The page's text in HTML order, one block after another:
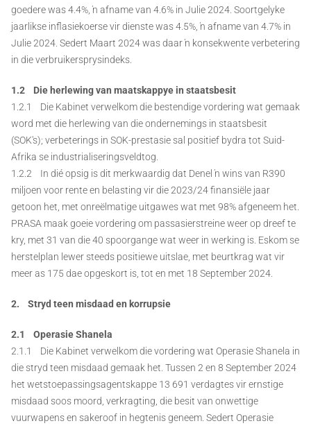
goedere was 4.4%, ŉ afname van 4.6% in Julie 2024. Soortgelyke
jaarlikse inflasiekoerse vir dienste was 4.5%, ŉ afname van 4.7% in
Julie 2024. Sedert Maart 2024 was daar ŉ konsekwente verbetering
in die verbruikersprysindeks.
1.2 Die herlewing van maatskappye in staatsbesit
1.2.1 Die Kabinet verwelkom die bestendige vordering wat gemaak
word met die herlewing van die ondernemings in staatsbesit
(SOK's); verbeterings in SOK-prestasie sal positief bydra tot Suid-
Afrika se industrialiseringsveldtog.
1.2.2 In dié opsig is dit merkwaardig dat Denel ŉ wins van R390
miljoen voor rente en belasting vir die 2023/24 finansiële jaar
getoon het, met onreëlmatige uitgawes wat met 98% afgeneem het.
PRASA maak goeie vordering om passasierstreine weer op dreef te
kry, met 31 van die 40 spoorgange wat weer in werking is. Eskom se
herstelplan lewer steeds positiewe uitslae, met beurtkrag wat vir
meer as 175 dae opgeskort is, tot en met 18 September 2024.
2. Stryd teen misdaad en korrupsie
2.1 Operasie Shanela
2.1.1 Die Kabinet verwelkom die vordering wat Operasie Shanela in
die stryd teen misdaad gemaak het. Tussen 2 en 8 September 2024
het wetstoepassingsagentskappe 13 691 verdagtes vir ernstige
misdaad soos moord, verkragting, die besit van onwettige
vuurwapens en sakeroof in hegtenis geneem. Sedert Operasie